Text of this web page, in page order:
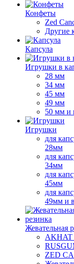
Конфеты
Zed
Другие
Капсула
Игрушки в
28 мм
34 мм
45 мм
49 мм
50 мм и
Игрушки
для
28мм
для
34мм
для
45мм
для
49мм и
Жевательная
AKHAT
ZED